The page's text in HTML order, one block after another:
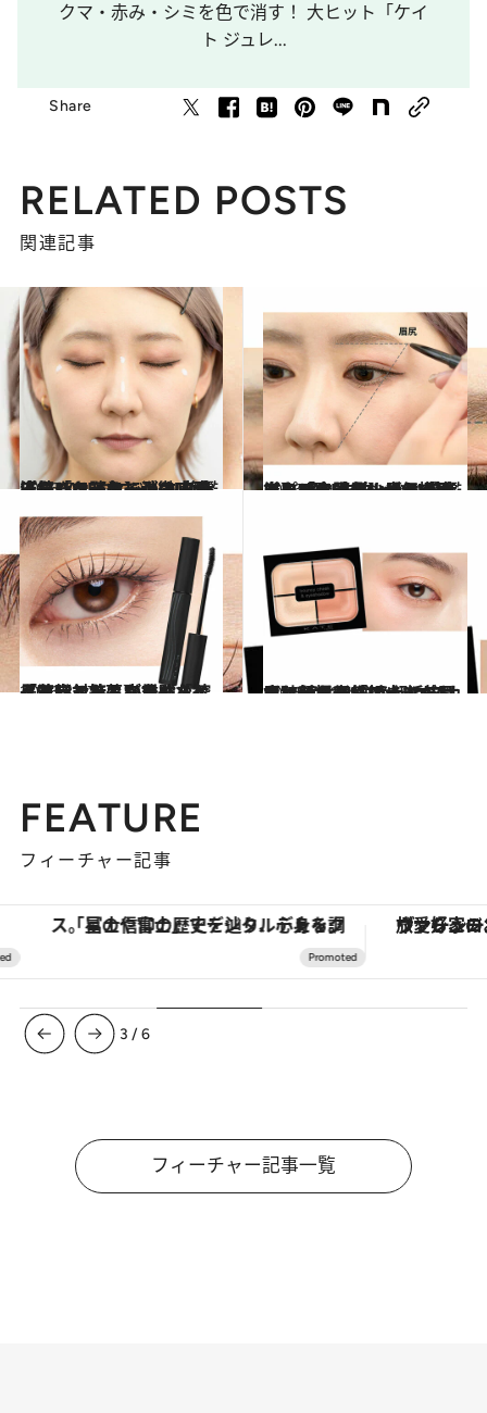
クマ・赤み・シミを色で消す！ 大ヒット「ケイ
ト ジュレ...
Share
RELATED POSTS
関連記事
2026.5.9
【続きを読む】クマ・赤み・シミを色で消す！ 大人気「ケイト ジュレリープコンシーラー」の攻略法をKATEグローバル旗艦店クリエイターが徹底ガイド
ビューティ＆ヘルス 2026.5.9
【もっと読む】大ヒット＆プロも愛用！【ケイト】“眉シャーペン”で簡単に「今っぽい眉」が手に入る！ 失敗しない描き方をKATEグローバル旗艦店クリエイターが伝授
ビューティ＆ヘルス
2026.3.17
【花粉対策＆卒業式を控えている人に】アイメイクを崩したくないなら、号泣しても落ちない「ケイト」と持ちがよくなる「セザンヌ」が最強！
ビューティ＆ヘルス 2026.1.23
【ケイト新作アイシャドウ】新提案「頬までが目もとメイク」は大人のお疲れ顔を元気に！ 垢抜け眉になれる“脱色級マスカラ”新色も！
ビューティ＆ヘルス
FEATURE
フィーチャー記事
「星のや富士」でデジタルデトックス。冨士信仰の歴史を辿り、心身を調える。 ヴァシュロン・コンスタンタ
3 /6
フィーチャー記事一覧